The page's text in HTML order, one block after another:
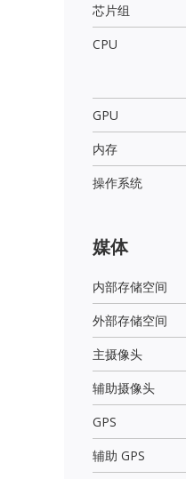
芯片组
CPU
GPU
内存
操作系统
媒体
内部存储空间
外部存储空间
主摄像头
辅助摄像头
GPS
辅助 GPS